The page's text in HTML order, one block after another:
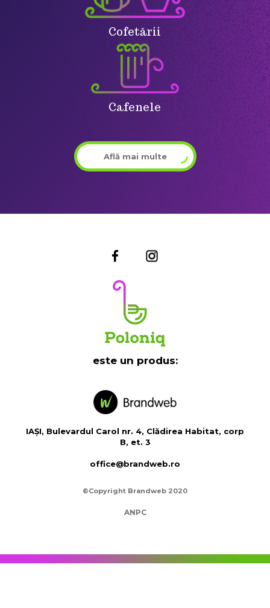
Cofetării
Cafenele
Află mai multe
este un produs:
IAȘI, Bulevardul Carol nr. 4, Clădirea Habitat, corp
B, et. 3
office@brandweb.ro
©Copyright Brandweb 2020
ANPC